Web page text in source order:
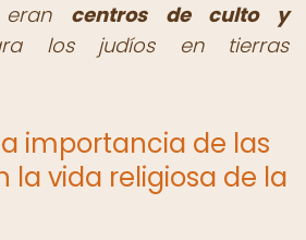
eran centros de culto y
los judíos en tierras
importancia de las
la vida religiosa de la